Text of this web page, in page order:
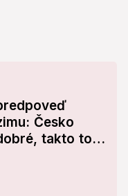
Česko
takto to